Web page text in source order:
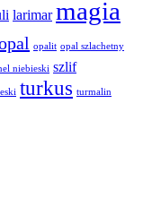
larimar magia
opalit opal szlachetny
niebieski szlif
turkus turmalin